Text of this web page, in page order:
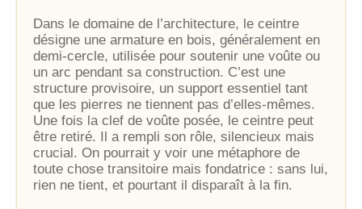
Dans le domaine de l’architecture, le ceintre
désigne une armature en bois, généralement en
demi-cercle, utilisée pour soutenir une voûte ou
un arc pendant sa construction. C’est une
structure provisoire, un support essentiel tant
que les pierres ne tiennent pas d’elles-mêmes.
Une fois la clef de voûte posée, le ceintre peut
être retiré. Il a rempli son rôle, silencieux mais
crucial. On pourrait y voir une métaphore de
toute chose transitoire mais fondatrice : sans lui,
rien ne tient, et pourtant il disparaît à la fin.